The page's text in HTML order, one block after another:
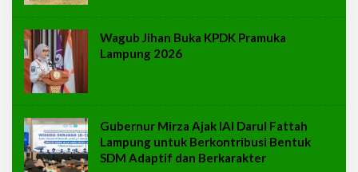
Wagub Jihan Buka KPDK Pramuka
Lampung 2026
Gubernur Mirza Ajak IAI Darul Fattah
Lampung untuk Berkontribusi Bentuk
SDM Adaptif dan Berkarakter